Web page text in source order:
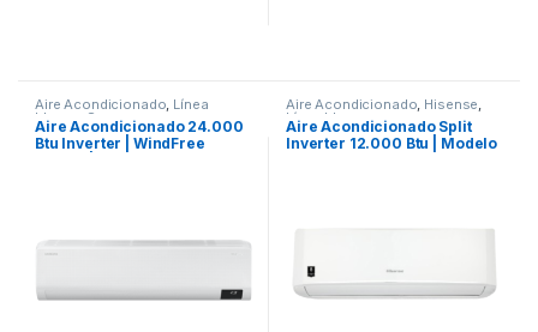
Aire Acondicionado, Línea
blanca Samsung
Aire Acondicionado 24.000
Btu Inverter | WindFree
Aire Acondicionado, Hisense,
Línea blanca
Aire Acondicionado Split
Inverter 12.000 Btu | Modelo